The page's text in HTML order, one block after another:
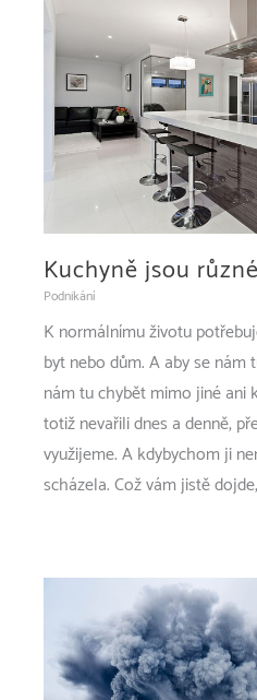
Kuchyně jsou různé
Podnikání
K normálnímu životu
byt nebo dům. A aby se
nám tu chybět mimo jiné ani
totiž nevařili dnes a denně,
využijeme. A kdybychom ji
scházela. Což vám jistě